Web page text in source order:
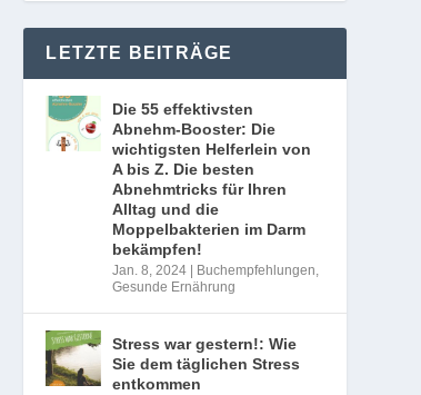
LETZTE BEITRÄGE
Die 55 effektivsten
Abnehm-Booster: Die
wichtigsten Helferlein von
A bis Z. Die besten
Abnehmtricks für Ihren
Alltag und die
Moppelbakterien im Darm
bekämpfen!
Jan. 8, 2024 Buchempfehlungen,
Gesunde Ernährung
Stress war gestern!: Wie
Sie dem täglichen Stress
entkommen